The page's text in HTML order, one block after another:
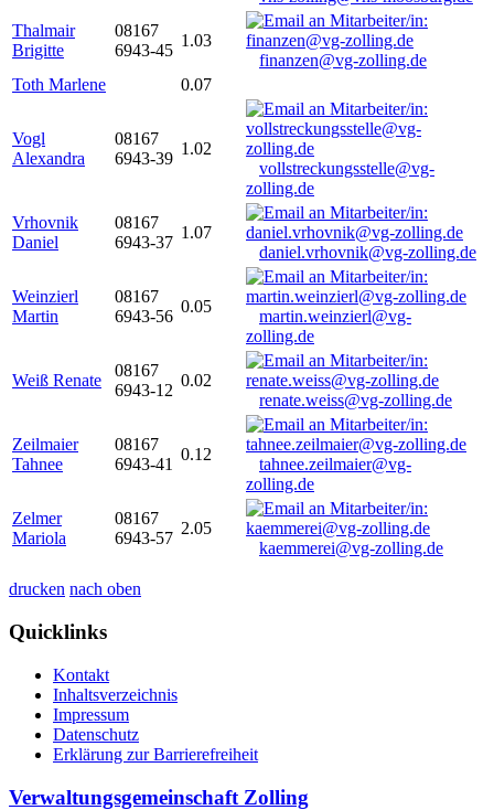
Thalmair
Brigitte
08167
6943-45
1.03
finanzen@vg-zolling.de
Toth Marlene
0.07
Vogl
Alexandra
08167
6943-39
1.02
vollstreckungsstelle@vg-
zolling.de
Vrhovnik
Daniel
08167
6943-37
1.07
daniel.vrhovnik@vg-zolling.de
Weinzierl
Martin
08167
6943-56
0.05
martin.weinzierl@vg-
zolling.de
Weiß Renate
08167
6943-12
0.02
renate.weiss@vg-zolling.de
Zeilmaier
Tahnee
08167
6943-41
0.12
tahnee.zeilmaier@vg-
zolling.de
Zelmer
Mariola
08167
6943-57
2.05
kaemmerei@vg-zolling.de
drucken nach oben
Quicklinks
Kontakt
Inhaltsverzeichnis
Impressum
Datenschutz
Erklärung zur Barrierefreiheit
Verwaltungsgemeinschaft Zolling